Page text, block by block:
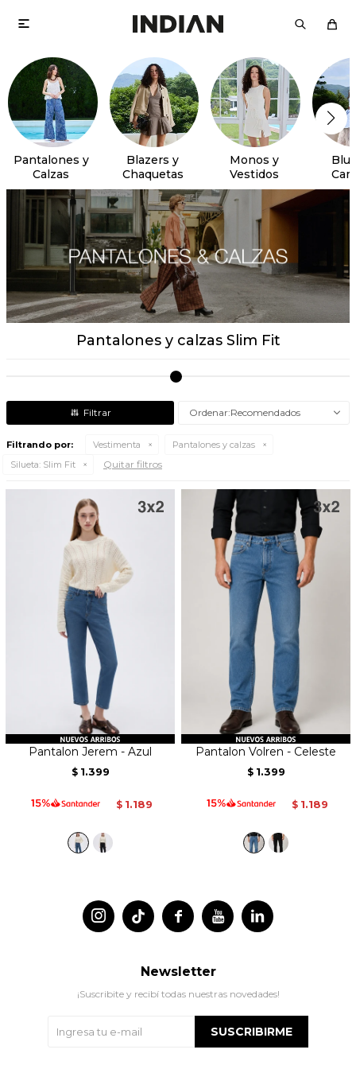

Pantalones y
Calzas
Blazers y
Chaquetas
Monos y
Vestidos
Pantalones y calzas Slim Fit
Recomendados
Filtrando por: Vestimenta
Pantalones y calzas
Silueta: Slim Fit Quitar filtros
Pantalon Jerem - Azul
$ 1.399
$ 1.189
Pantalon Volren - Celeste
$ 1.399
$ 1.189
 
 
Newsletter
¡Suscribite y recibí todas nuestras novedades!
SUSCRIBIRME